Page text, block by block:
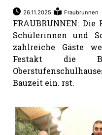
26.11.2025 Fraubrunnen
FRAUBRUNNEN:
Schülerinnen und
zahlreiche Gäste
Festakt die
Bauzeit ein. rst.